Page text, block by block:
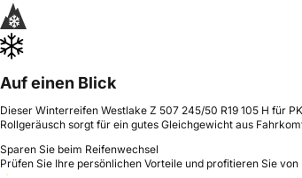
Auf einen Blick
Dieser Winterreifen Westlake Z 507 245/50 R19 105 H für
Rollgeräusch sorgt für ein gutes Gleichgewicht aus
Sparen Sie beim Reifenwechsel
Prüfen Sie Ihre persönlichen Vorteile und profitieren Sie von